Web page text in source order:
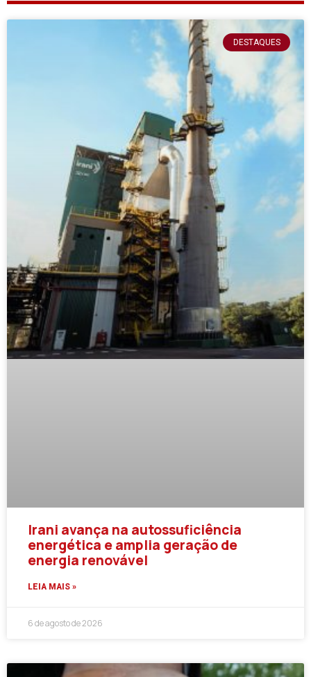
DESTAQUES
Irani avança na autossuficiência
energética e amplia geração de
energia renovável
LEIA MAIS »
6 de agosto de 2026